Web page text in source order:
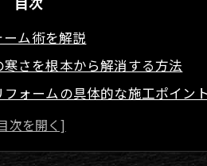
ム術を解説
さを根本から解消する方法
ォームの具体的な施工ポイン
寒対策に与える実際の効果とは
ーム術と防寒対策の重要性